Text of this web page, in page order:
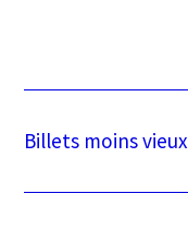
Navigation
des
Billets moins vieux